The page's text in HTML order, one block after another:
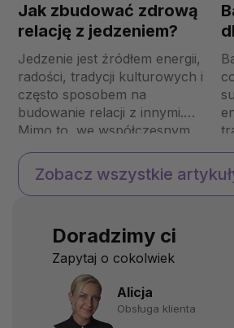
Jak zbudować zdrową
relację z jedzeniem?
Jedzenie jest źródłem energii,
radości, tradycji kulturowych i
często sposobem na
budowanie relacji z innymi.
Mimo to, we współczesnym
świecie jedzenie staje się
źródłem stresu, wyrzutów
sumienia i niepotrzebnych
postrzegać jedzenie jako
naturalną część życia, a nie
jako wroga? Co oznacza
zdrowa re...
Zobacz wszystkie
Doradzimy ci
Zapytaj o cokolwiek
Alicja
Obsługa klienta